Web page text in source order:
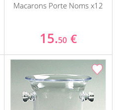
Macarons Porte Noms x12
15.50 €